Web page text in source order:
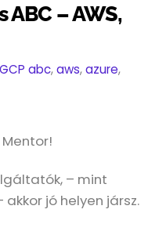
– AWS,
GCP abc,aws,azure,
– mint
akkor jó helyen jársz.